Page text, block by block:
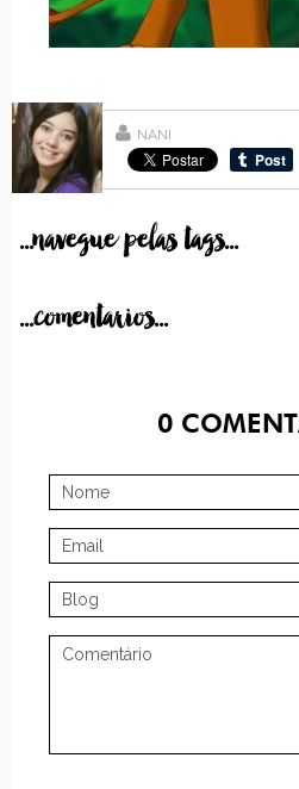
NANI
...navegue pelas tags...
...comentarios...
0